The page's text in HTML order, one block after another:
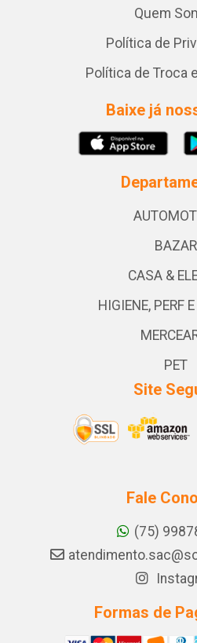
Quem
Política de
Política de Troca
Baixe já
BAZAR
CASA &
HIGIENE, PERF
PET
Site
Fale
(75)
Formas de